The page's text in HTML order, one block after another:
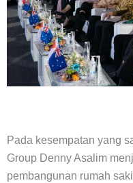
Pada kesempatan yang
Group Denny Asalim
pembangunan rumah